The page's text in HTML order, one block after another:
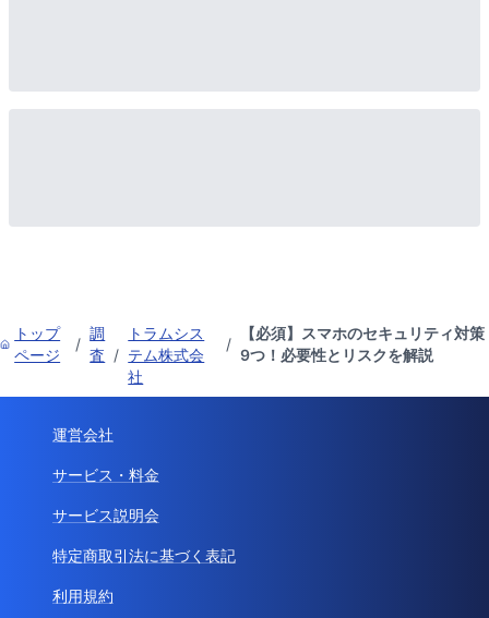
トップ
ページ
/
調
査 /
トラムシス
テム株式会
社
/
【必須】スマホのセキュリティ対策
9つ！必要性とリスクを解説
運営会社
サービス・料金
サービス説明会
特定商取引法に基づく表記
利用規約